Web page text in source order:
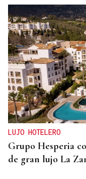
LUJO HOTELERO
Grupo Hesperia
de gran lujo La